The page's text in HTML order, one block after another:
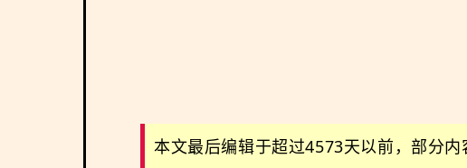
本文最后编辑于超过4573天以前，部分